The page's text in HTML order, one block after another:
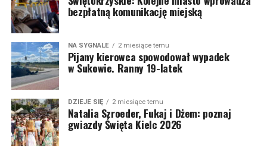
bezpłatną komunikację miejską
NA SYGNALE 2 miesiące temu
Pijany kierowca spowodował wypadek
w Sukowie. Ranny 19-latek
DZIEJE SIĘ 2 miesiące temu
Natalia Szroeder, Fukaj i Dżem: poznaj
gwiazdy Święta Kielc 2026